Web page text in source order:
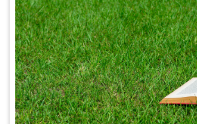
量的「課程教學」型
出三種課程模組，分
融入式及活動式，供
用參考，其中也指出